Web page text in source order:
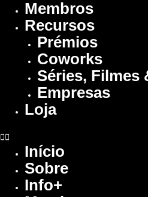
Membros
Recursos
Prémios
Coworks
Séries, Filmes
Empresas
Loja
Início
Sobre
Info+